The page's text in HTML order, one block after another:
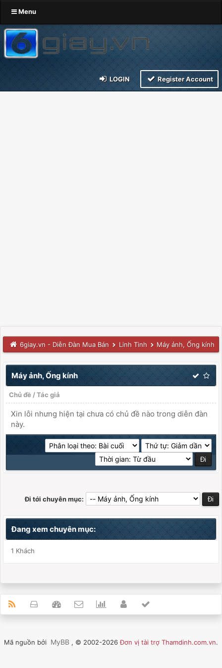
Menu
LOGIN Register Account
6giay.vn - Diễn Đàn Mua Bán Linh Tinh Máy ảnh, Ống kính
Máy ảnh, Ống kính
Chủ đề /Tác giả
Xin lỗi nhưng hiện tại chưa có chủ đề nào trong diễn đàn
này.
Đi tới chuyên mục:
Đang xem chuyên mục:
1 Khách
Mã nguồn bởi MyBB , © 2002-2026Đơn vị tài trợ Thamdinh.com.vn.